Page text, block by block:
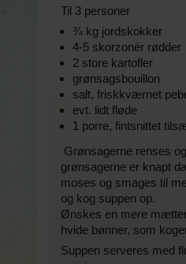
Til 3 personer
¾ kg jordskokker
4-5 skorzonér rødder
2 store kartofler
grønsagsbouillon
salt, friskkværnet
evt. lidt fløde
1 porre, fintsnittet
Grønsagerne renses
grønsagerne er knapt
moses og smages til
og kog suppen op.
Ønskes en mere
hvide bønner, som
Suppen serveres med